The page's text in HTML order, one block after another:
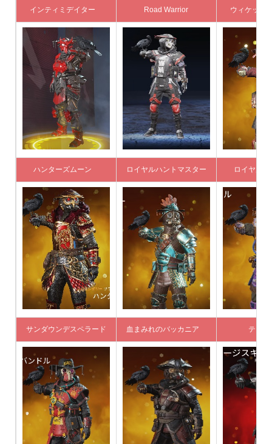
インティミデイター Road Warrior ウィケッド
ハンターズムーン ロイヤルハントマスター ロイヤル
サンダウンデスペラード 血まみれのバッカニア ティ